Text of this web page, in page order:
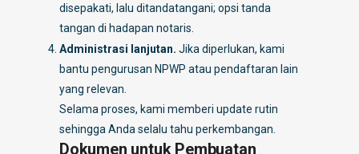
disepakati, lalu ditandatangani; opsi tanda
tangan di hadapan notaris.
Administrasi lanjutan. Jika diperlukan, kami
bantu pengurusan NPWP atau pendaftaran lain
yang relevan.
Selama proses, kami memberi update rutin
sehingga Anda selalu tahu perkembangan.
Dokumen untuk Pembuatan